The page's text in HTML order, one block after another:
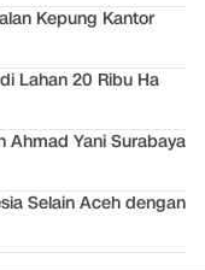
Kepung Kantor
Lahan 20 Ribu Ha
Ahmad Yani Surabaya
Selain Aceh dengan